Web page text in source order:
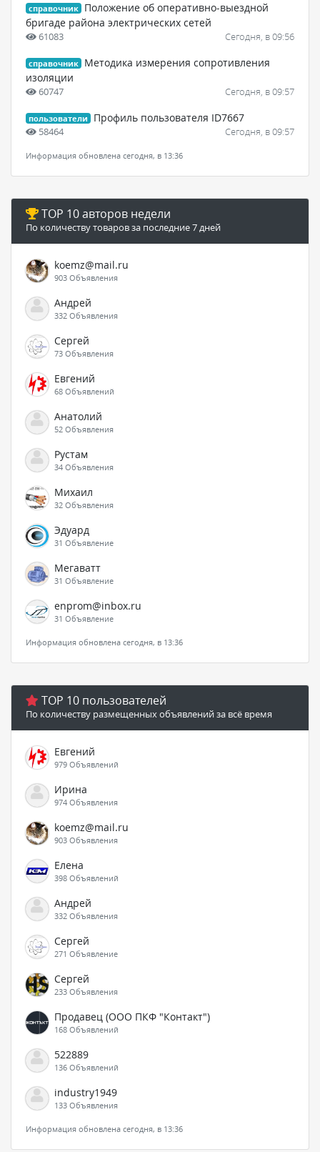
справочник
Положение об оперативно-выездной
бригаде района электрических сетей
61083 Сегодня, в 09:56
справочник
Методика измерения сопротивления
изоляции
60747 Сегодня, в 09:57
пользователи Профиль пользователя ID7667
58464 Сегодня, в 09:57
Информация обновлена сегодня, в 13:36
TOP 10 авторов недели
По количеству товаров за последние 7 дней
koemz@mail.ru
903 Объявления
Андрей
332 Объявления
Сергей
73 Объявления
Евгений
68 Объявлений
Анатолий
52 Объявления
Рустам
34 Объявления
Михаил
32 Объявления
Эдуард
31 Объявление
Мегаватт
31 Объявление
enprom@inbox.ru
31 Объявление
Информация обновлена сегодня, в 13:36
TOP 10 пользователей
По количеству размещенных объявлений за всё время
Евгений
979 Объявлений
Ирина
974 Объявления
koemz@mail.ru
903 Объявления
Елена
398 Объявлений
Андрей
332 Объявления
Сергей
271 Объявление
Сергей
233 Объявления
Продавец (ООО ПКФ "Контакт")
168 Объявлений
522889
136 Объявлений
industry1949
133 Объявления
Информация обновлена сегодня, в 13:36